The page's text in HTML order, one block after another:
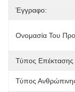
Έγγραφο:
Ονομασία Του
Τύπος Επέκτασης
Τύπος